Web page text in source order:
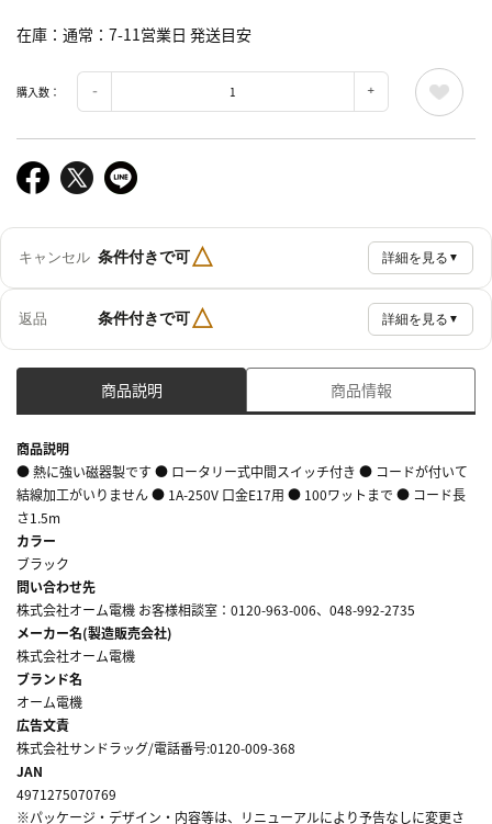
在庫 通常：7-11営業日 発送目安
購入数：
キャンセル 条件付きで可△ 詳細を見る ▼
返品 条件付きで可△ 詳細を見る ▼
商品説明 商品情報
商品説明
● 熱に強い磁器製です ● ロータリー式中間スイッチ付き ● コードが付いて
結線加工がいりません ● 1A-250V 口金E17用 ● 100ワットまで ● コード長
さ1.5m
カラー
ブラック
問い合わせ先
株式会社オーム電機 お客様相談室：0120-963-006、048-992-2735
メーカー名(製造販売会社)
株式会社オーム電機
ブランド名
オーム電機
広告文責
株式会社サンドラッグ/電話番号:0120-009-368
JAN
4971275070769
※パッケージ・デザイン・内容等は、リニューアルにより予告なしに変更さ